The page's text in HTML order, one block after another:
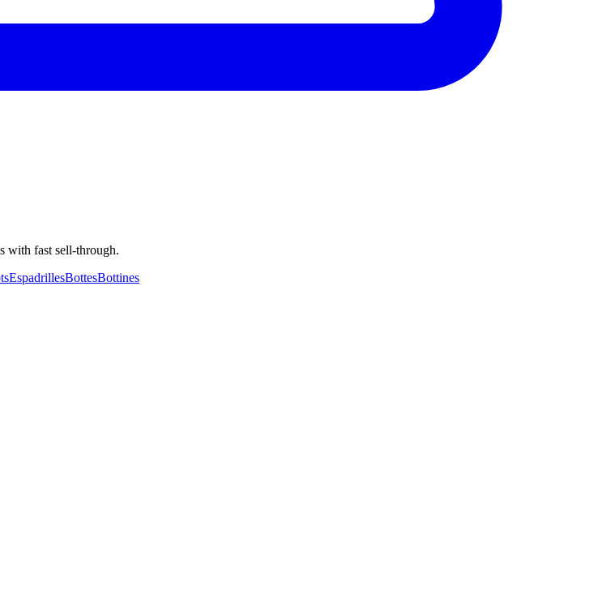
with fast sell-through.
EspadrillesBottesBottines